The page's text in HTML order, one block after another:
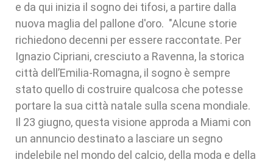
e da qui inizia il sogno dei tifosi, a partire dalla
nuova maglia del pallone d'oro. "Alcune storie
richiedono decenni per essere raccontate. Per
Ignazio Cipriani, cresciuto a Ravenna, la storica
città dell’Emilia-Romagna, il sogno è sempre
stato quello di costruire qualcosa che potesse
portare la sua città natale sulla scena mondiale.
Il 23 giugno, questa visione approda a Miami con
un annuncio destinato a lasciare un segno
indelebile nel mondo del calcio, della moda e della